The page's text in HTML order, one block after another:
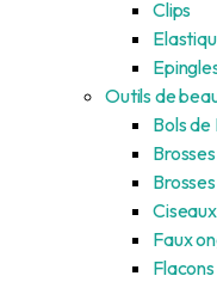
Clips
Outils de
Bols de
Faux